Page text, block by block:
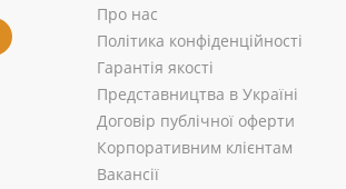
Про нас
Політика конфіденційності
Гарантія якості
Представництва в Україні
Договір публічної оферти
Корпоративним клієнтам
Вакансії